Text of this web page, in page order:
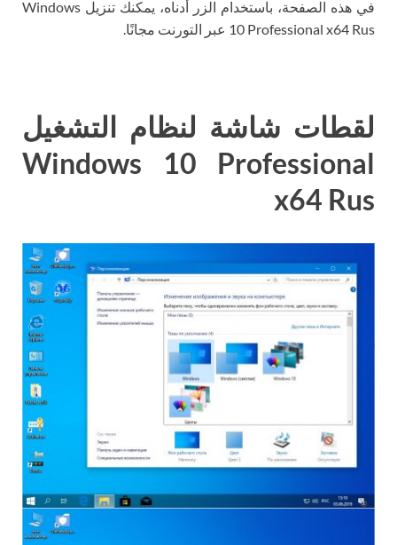
في هذه الصفحة، باستخدام الزر أدناه، يمكنك تنزيل Windows
10 Professional x64 Rus عبر التورنت مجانًا.
لقطات شاشة لنظام التشغيل
Windows 10 Professional
x64 Rus